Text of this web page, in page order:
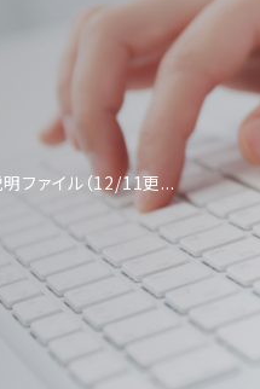
ファイル（12/11更...